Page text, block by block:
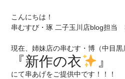
こんにちは！
串むすび・琢 二子玉川店blog担当
現在、姉妹店の串むす・博（中目黒
『新作の衣 』
にて串あげをご提供中です！！！